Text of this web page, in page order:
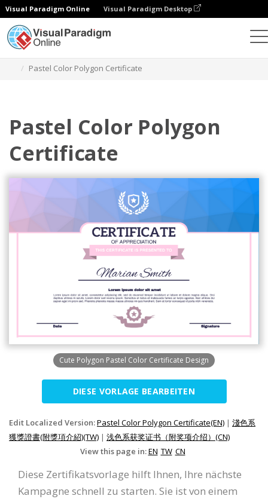
Visual Paradigm Online Visual Paradigm Desktop
Pastel Color Polygon Certificate
Pastel Color Polygon
Certificate
Cute Polygon Pastel Color Certificate Design
DIESE VORLAGE BEARBEITEN
Edit Localized Version:Pastel Color Polygon Certificate(EN) | 淺色系
獲獎證書(附獎項介紹)(TW) | 浅色系获奖证书（附奖项介绍）(CN)
View this page in:EN TW CN
Diese Zertifikatsvorlage hilft Ihnen, Ihre nächste
Kampagne schnell zu starten. Sie ist von einem